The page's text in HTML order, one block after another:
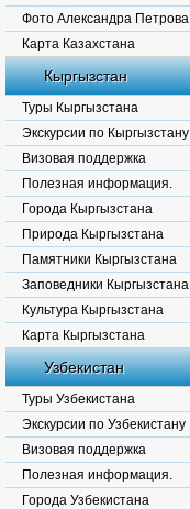
Фото Александра Петрова
Карта Казахстана
Кыргызстан
Туры Кыргызстана
Экскурсии по Кыргызстану
Визовая поддержка
Полезная информация.
Города Кыргызстана
Природа Кыргызстана
Памятники Кыргызстана
Заповедники Кыргызстана
Культура Кыргызстана
Карта Кыргызстана
Узбекистан
Туры Узбекистана
Экскурсии по Узбекистану
Визовая поддержка
Полезная информация.
Города Узбекистана